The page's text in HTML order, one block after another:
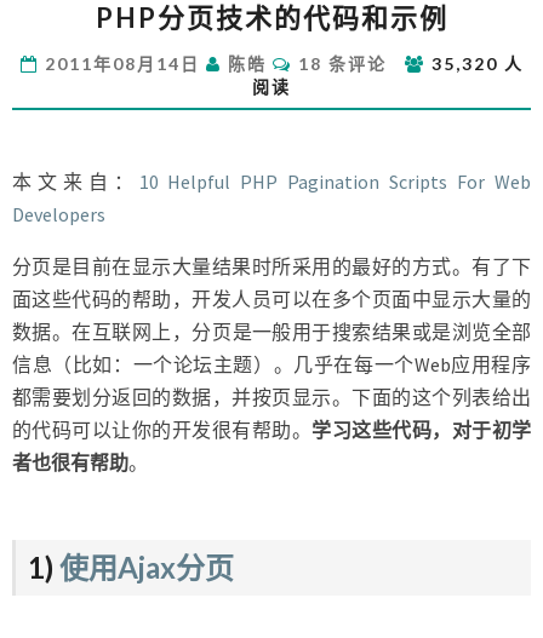
分
技
术
码
例
PHP分页技术的代码和示例
2011年08月14日 陈皓
评
论
18 条评论
35,320 人
阅读
本文来自： 10 Helpful PHP Pagination Scripts For Web
Developers
分页是目前在显示大量结果时所采用的最好的方式。有了下
面这些代码的帮助，开发人员可以在多个页面中显示大量的
数据。在互联网上，分​页是一般用于搜索结果或是浏览全部
信息（比如：一个论坛主题）。几乎在每一个Web应用程序
都需要划分返回的数据，并按页显示。下面的这个列表给出
的代码可以让你的开发很有帮助。 学习这些代码，对于初学
者也很有帮助。
1) 使用Ajax分页